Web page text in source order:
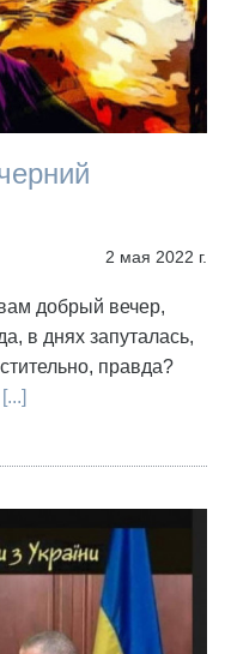
2 мая 2022 г.
добрый вечер,
в днях запуталась,
правда?
[...]